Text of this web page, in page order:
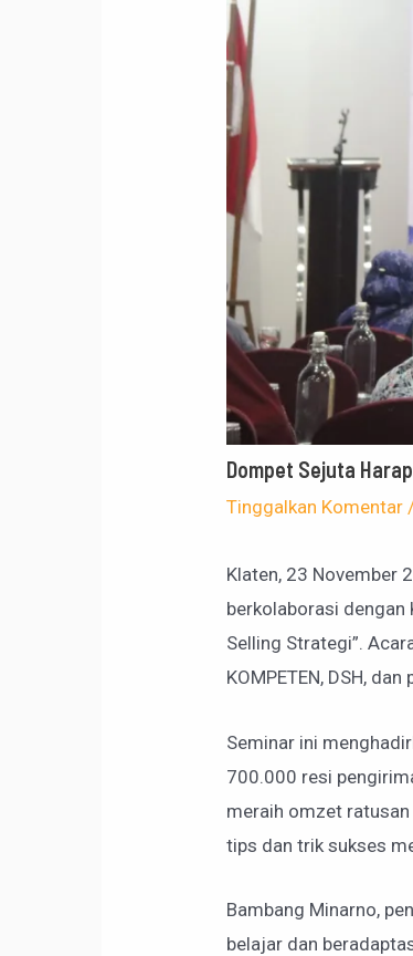
Dompet Sejuta
Tinggalkan Komentar
Klaten, 23 November
berkolaborasi dengan
Selling Strategi”.
KOMPETEN, DSH,
Seminar ini
700.000 resi
meraih omzet
tips dan trik sukses
Bambang Minarno,
belajar dan